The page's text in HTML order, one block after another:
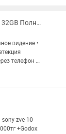
EZVIZ C1C-B SD карта 32GB Полный комплект подключил и пользуйся
видение •
телефон из
за
zve-10